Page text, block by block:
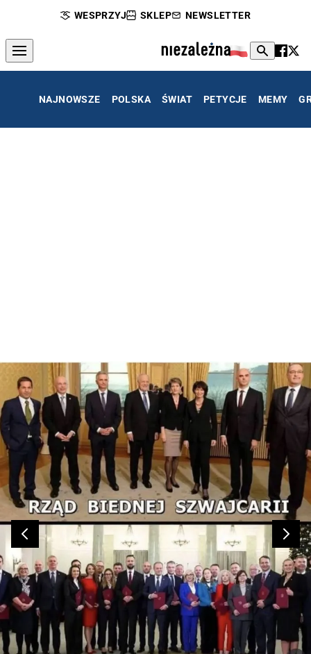
WESPRZYJ SKLEP NEWSLETTER
NAJNOWSZE POLSKA ŚWIAT PETYCJE MEMY